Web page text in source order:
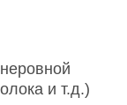
и т.д.)